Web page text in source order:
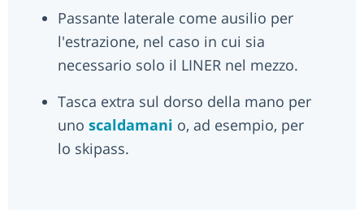
Passante laterale come ausilio per
l'estrazione, nel caso in cui sia
necessario solo il LINER nel mezzo.
Tasca extra sul dorso della mano per
uno scaldamani o, ad esempio, per
lo skipass.